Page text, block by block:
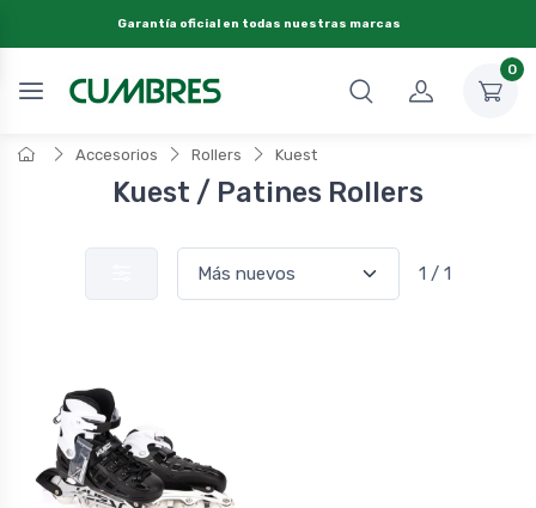
Garantía oficial en todas nuestras marcas
0
Accesorios Rollers Kuest
Kuest / Patines Rollers
1 / 1